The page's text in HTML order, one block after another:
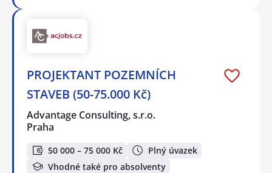
PROJEKTANT POZEMNÍCH
STAVEB (50-75.000 Kč)
Advantage Consulting, s.r.o.
Praha
50 000 – 75 000 Kč
Plný úvazek
Vhodné také pro absolventy